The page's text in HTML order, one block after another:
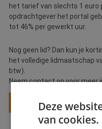
het tarief van slechts 1 euro
opdrachtgever het portal
tot 46% per gewerkt uur.
Nog geen lid? Dan kun je
het volledige lidmaatschap
btw).
Neem contact op voor meer
NEEM
Deze
van cookies.